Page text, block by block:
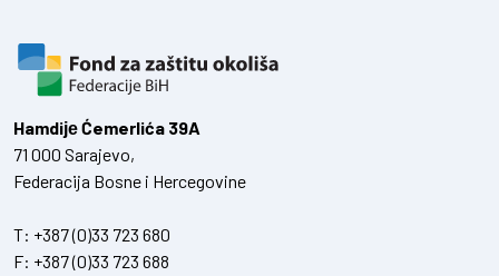
Hamdiје Ćemerlića 39A
71 000 Sarajevo,
Federacija Bosne i Hercegovine
T: +387 (0)33 723 680
F: +387 (0)33 723 688